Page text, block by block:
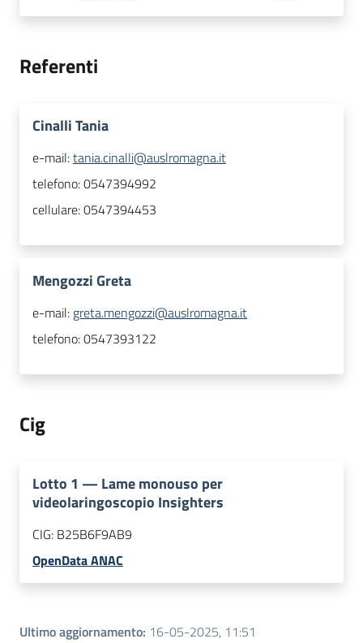
Referenti
Cinalli Tania
e-mail:tania.cinalli@auslromagna.it
telefono:0547394992
cellulare:0547394453
Mengozzi Greta
e-mail: greta.mengozzi@auslromagna.it
telefono:0547393122
Cig
Lotto 1 — Lame monouso per
videolaringoscopio Insighters
CIG: B25B6F9AB9
OpenData ANAC
Ultimo aggiornamento: 16-05-2025, 11:51